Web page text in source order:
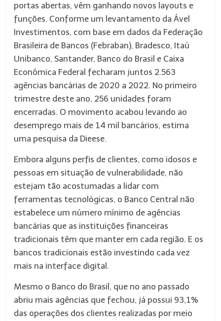
portas abertas, vêm ganhando novos layouts e
funções. Conforme um levantamento da Ável
Investimentos, com base em dados da Federação
Brasileira de Bancos (Febraban), Bradesco, Itaú
Unibanco, Santander, Banco do Brasil e Caixa
Econômica Federal fecharam juntos 2.563
agências bancárias de 2020 a 2022. No primeiro
trimestre deste ano, 256 unidades foram
encerradas. O movimento acabou levando ao
desemprego mais de 14 mil bancários, estima
uma pesquisa da Dieese.
Embora alguns perfis de clientes, como idosos e
pessoas em situação de vulnerabilidade, não
estejam tão acostumadas a lidar com
ferramentas tecnológicas, o Banco Central não
estabelece um número mínimo de agências
bancárias que as instituições financeiras
tradicionais têm que manter em cada região. E os
bancos tradicionais estão investindo cada vez
mais na interface digital.
Mesmo o Banco do Brasil, que no ano passado
abriu mais agências que fechou, já possui 93,1%
das operações dos clientes realizadas por meio